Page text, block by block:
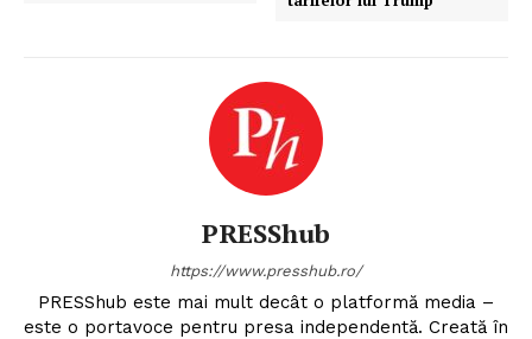
PRESShub
https://www.presshub.ro/
PRESShub este mai mult decât o platformă media –
este o portavoce pentru presa independentă. Creată în